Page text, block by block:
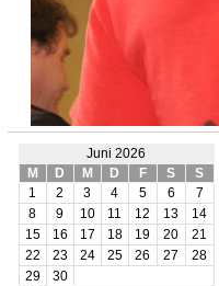
Juni 2026
M
D M D F S
S
1
2 3 4 5 6
7
8
9 10 11 12 13
14
15
16 17 18 19 20
21
22
23 24 25 26 27
28
29
30